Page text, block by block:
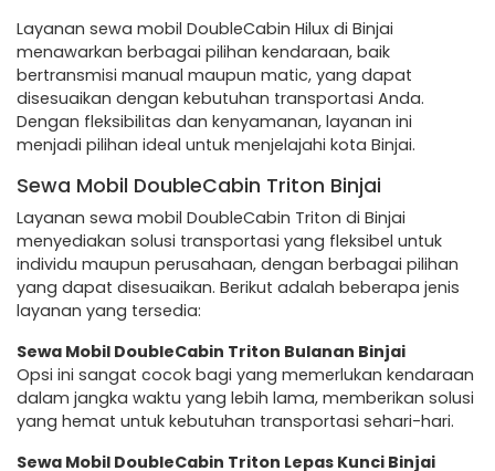
Layanan sewa mobil DoubleCabin Hilux di Binjai
menawarkan berbagai pilihan kendaraan, baik
bertransmisi manual maupun matic, yang dapat
disesuaikan dengan kebutuhan transportasi Anda.
Dengan fleksibilitas dan kenyamanan, layanan ini
menjadi pilihan ideal untuk menjelajahi kota Binjai.
Sewa Mobil DoubleCabin Triton Binjai
Layanan sewa mobil DoubleCabin Triton di Binjai
menyediakan solusi transportasi yang fleksibel untuk
individu maupun perusahaan, dengan berbagai pilihan
yang dapat disesuaikan. Berikut adalah beberapa jenis
layanan yang tersedia:
Sewa Mobil DoubleCabin Triton Bulanan Binjai
Opsi ini sangat cocok bagi yang memerlukan kendaraan
dalam jangka waktu yang lebih lama, memberikan solusi
yang hemat untuk kebutuhan transportasi sehari-hari.
Sewa Mobil DoubleCabin Triton Lepas Kunci Binjai